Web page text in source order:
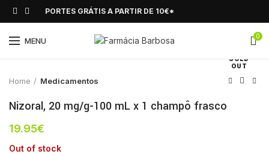
PORTES GRÁTIS A PARTIR DE 10€*
MENU 0
SOLD
OUT
Click to enlarge
Home Medicamentos
Nizoral, 20 mg/g-100 mL x 1 champô frasco
19.95€
Out of stock